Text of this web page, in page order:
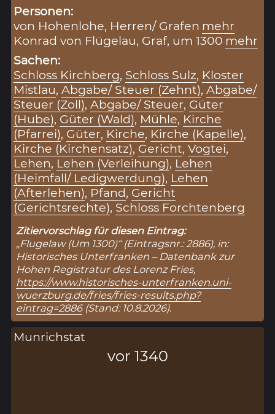
Personen:
von Hohenlohe, Herren/ Grafen mehr
Konrad von Flügelau, Graf, um 1300 mehr
Sachen:
Schloss Kirchberg, Schloss Sulz, Kloster
Mistlau,Abgabe/ Steuer (Zehnt),Abgabe/
Steuer (Zoll),Abgabe/ Steuer, Güter
(Hube), Güter (Wald), Mühle, Kirche
(Pfarrei), Güter, Kirche, Kirche (Kapelle),
Kirche (Kirchensatz), Gericht,Vogtei,
Lehen, Lehen (Verleihung), Lehen
(Heimfall/ Ledigwerdung), Lehen
(Afterlehen), Pfand, Gericht
(Gerichtsrechte), Schloss Forchtenberg
Zitiervorschlag für diesen Eintrag:
„Flugelaw (Um 1300)“ (Eintragsnr.: 2886), in:
Historisches Unterfranken – Datenbank zur
Hohen Registratur des Lorenz Fries,
https://www.historisches-unterfranken.uni-
wuerzburg.de/fries/fries-results.php?
eintrag=2886(Stand: 10.8.2026).
Munrichstat
vor 1340